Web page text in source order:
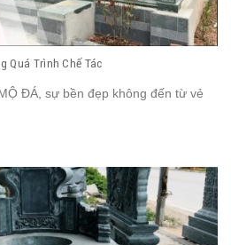
Quá Trình Chế Tác
ĐÁ, sự bền đẹp không đến từ vẻ